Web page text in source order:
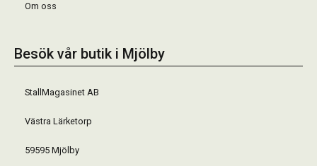
Om oss
Besök vår butik i Mjölby
StallMagasinet AB
Västra Lärketorp
59595 Mjölby